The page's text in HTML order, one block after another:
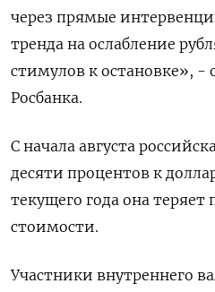
через прямые
тренда на ослабление
стимулов к остановке»,
Росбанка.
С начала августа
десяти процентов к
текущего года она теряет
стоимости.
Участники внутреннего